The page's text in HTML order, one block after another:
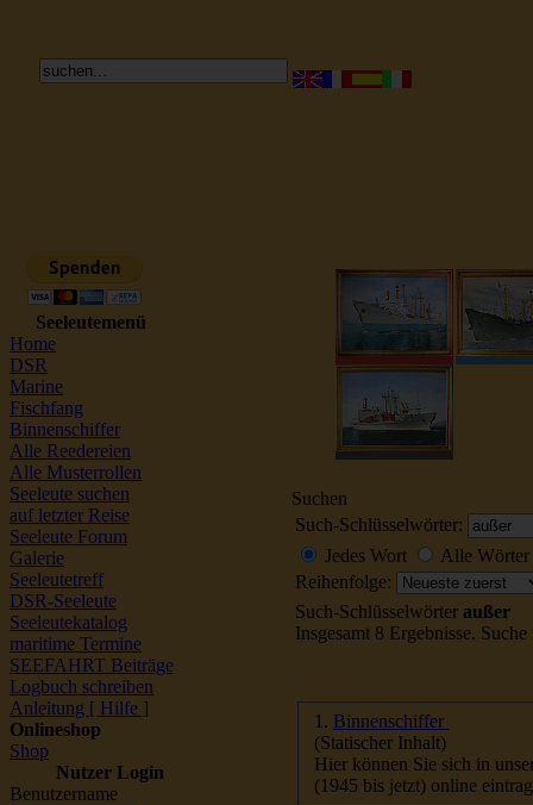
Seeleutemenü
Home
DSR
Marine
Fischfang
Binnenschiffer
Alle Reedereien
Alle Musterrollen
Seeleute suchen
auf letzter Reise
Seeleute Forum
Galerie
Seeleutetreff
DSR-Seeleute
Seeleutekatalog
maritime Termine
SEEFAHRT Beiträge
Logbuch schreiben
Anleitung [ Hilfe ]
Onlineshop
Shop
Nutzer Login
Benutzername
Suchen
Such-Schlüsselwörter:
Jedes Wort
Alle Wörter
Reihenfolge:
Such-Schlüsselwörter außer
Insgesamt 8 Ergebnisse.
1. Binnenschiffer
(Statischer Inhalt)
Hier können Sie sich in
(1945 bis jetzt) online